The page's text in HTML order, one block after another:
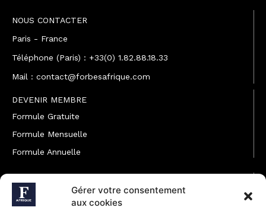
Gérer votre consentement
aux cookies
NOUS CONTACTER
Paris - France
Téléphone (Paris) : +33(0) 1.82.88.18.33
Mail : contact@forbesafrique.com
DEVENIR MEMBRE
Formule Gratuite
Formule Mensuelle
Formule Annuelle
JOINDRE L'ÉQUIPE
Rédaction